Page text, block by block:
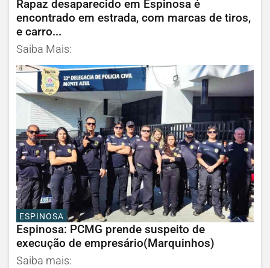
Rapaz desaparecido em Espinosa é
encontrado em estrada, com marcas de tiros,
e carro...
Saiba Mais:
ESPINOSA
Espinosa: PCMG prende suspeito de
execução de empresário(Marquinhos)
Saiba mais: